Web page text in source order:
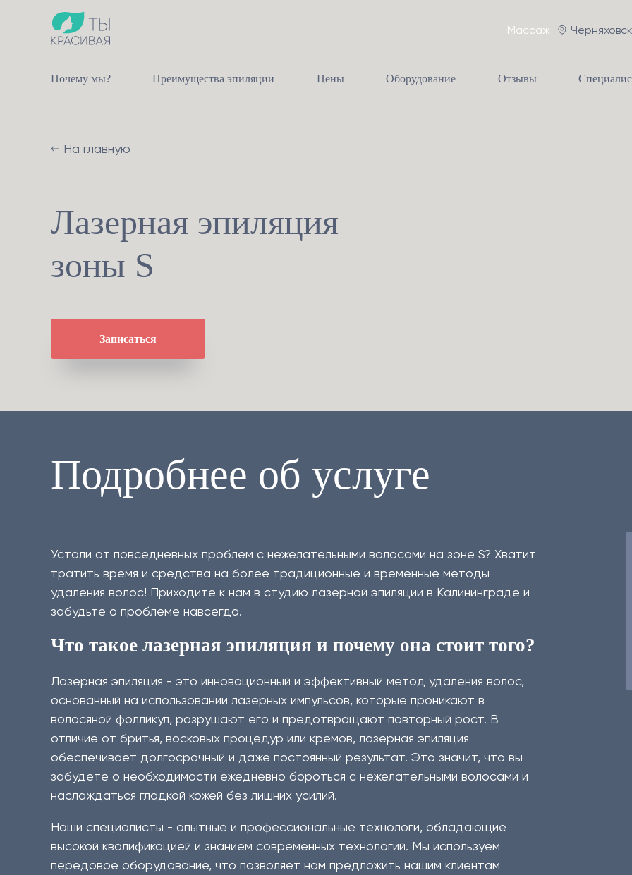
Массаж Черняховск
Почему мы? Преимущества эпиляции Цены Оборудование Отзывы
На главную
Лазерная эпиляция
зоны S
Записаться
Подробнее об услуге
Устали от повседневных проблем с нежелательными волосами на зоне S? Хватит
тратить время и средства на более традиционные и временные методы
удаления волос! Приходите к нам в студию лазерной эпиляции в Калининграде и
забудьте о проблеме навсегда.
Что такое лазерная эпиляция и почему она стоит того?
Лазерная эпиляция - это инновационный и эффективный метод удаления волос,
основанный на использовании лазерных импульсов, которые проникают в
волосяной фолликул, разрушают его и предотвращают повторный рост. В
отличие от бритья, восковых процедур или кремов, лазерная эпиляция
обеспечивает долгосрочный и даже постоянный результат. Это значит, что вы
забудете о необходимости ежедневно бороться с нежелательными волосами и
наслаждаться гладкой кожей без лишних усилий.
Наши специалисты - опытные и профессиональные технологи, обладающие
высокой квалификацией и знанием современных технологий. Мы используем
передовое оборудование, что позволяет нам предложить нашим клиентам